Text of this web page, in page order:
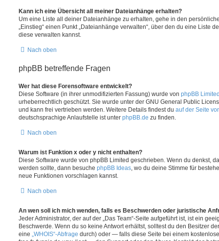
Kann ich eine Übersicht all meiner Dateianhänge erhalten?
Um eine Liste all deiner Dateianhänge zu erhalten, gehe in den
„Einstieg“ einen Punkt „Dateianhänge verwalten“, über den du eine Liste
diese verwalten kannst.
Nach oben
phpBB betreffende Fragen
Wer hat diese Forensoftware entwickelt?
Diese Software (in ihrer unmodifizierten Fassung) wurde von phpBB
urheberrechtlich geschützt. Sie wurde unter der GNU General Public
und kann frei vertrieben werden. Weitere Details findest du auf der Seite
deutschsprachige Anlaufstelle ist unter phpBB.de zu finden.
Nach oben
Warum ist Funktion x oder y nicht enthalten?
Diese Software wurde von phpBB Limited geschrieben. Wenn du denkst,
werden sollte, dann besuche phpBB Ideas , wo du deine Stimme für
neue Funktionen vorschlagen kannst.
Nach oben
An wen soll ich mich wenden, falls es Beschwerden oder juristische
Jeder Administrator, der auf der „Das Team“-Seite aufgeführt ist, ist ein
Beschwerde. Wenn du so keine Antwort erhältst, solltest du den Besitzer
eine „WHOIS“-Abfrage durch) oder — falls diese Seite bei einem